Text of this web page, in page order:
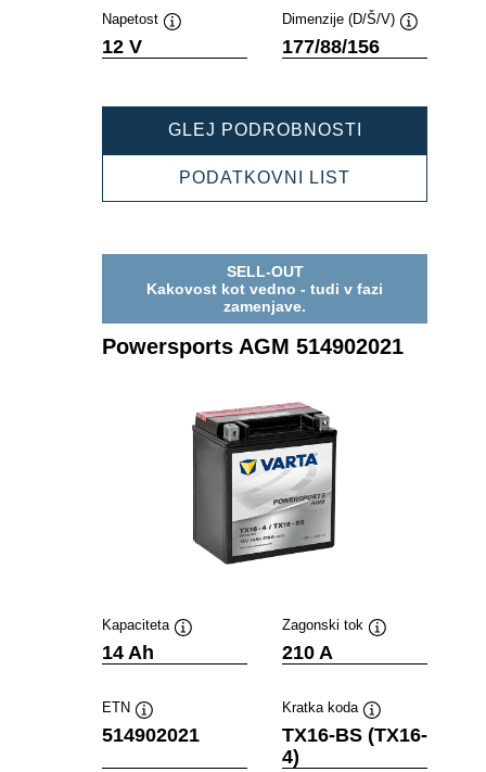
Napetost
12 V
Dimenzije (D/Š/V)
177/88/156
GLEJ PODROBNOSTI
PODATKOVNI LIST
SELL-OUT
Kakovost kot vedno - tudi v fazi
zamenjave.
Powersports AGM 514902021
Kapaciteta
14 Ah
Zagonski tok
210 A
ETN
Namig
514902021
Kratka koda
Namig
TX16-BS (TX16-
4)